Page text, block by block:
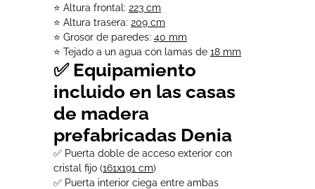
⭐ Altura frontal: 223 cm
⭐ Altura trasera: 209 cm
⭐ Grosor de paredes: 40 mm
⭐ Tejado a un agua con lamas de 18 mm
✅ Equipamiento
incluido en las casas
de madera
prefabricadas Denia
✅ Puerta doble de acceso exterior con
cristal fijo (161x191 cm)
✅ Puerta interior ciega entre ambas